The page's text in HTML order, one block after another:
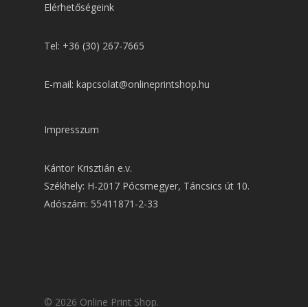
Elérhetőségeink
Tel: +36 (30) 267-7665
E-mail: kapcsolat@onlineprintshop.hu
Impresszum
Kántor Krisztián e.v.
Székhely: H-2017 Pócsmegyer, Táncsics út 10.
Adószám: 55411871-2-33
© 2026 Online Print Shop.